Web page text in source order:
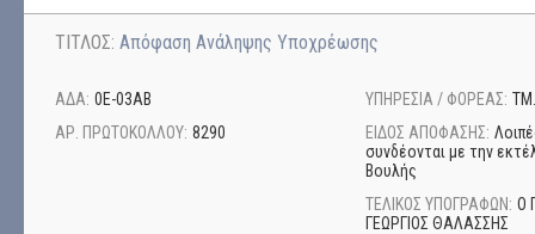
ΤΙΤΛΟΣ: Απόφαση Ανάληψης Υποχρέωσης
ΑΔΑ: 0Ε-03ΑΒ
ΑΡ. ΠΡΩΤΟΚΟΛΛΟΥ: 8290
ΥΠΗΡΕΣΙΑ / ΦΟΡΕΑΣ:
ΕΙΔΟΣ ΑΠΟΦΑΣΗΣ:
συνδέονται με την
Βουλής
ΤΕΛΙΚΟΣ ΥΠΟΓΡΑΦΩΝ: Ο
ΓΕΩΡΓΙΟΣ ΘΑΛΑΣΣΗΣ